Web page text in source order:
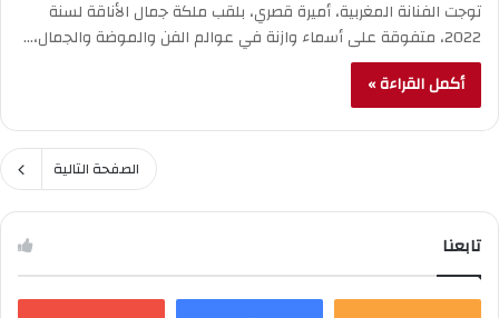
توجت الفنانة المغربية، أميرة قصري، بلقب ملكة جمال الأناقة لسنة
2022، متفوقة على أسماء وازنة في عوالم الفن والموضة والجمال،…
أكمل القراءة »
الصفحة التالية
تابعنا